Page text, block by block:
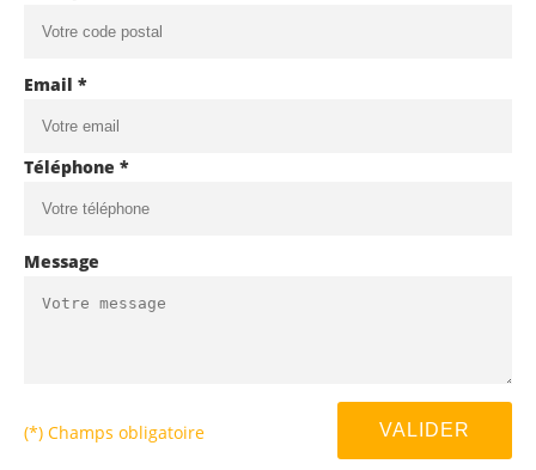
Email *
Téléphone *
Message
(*) Champs obligatoire